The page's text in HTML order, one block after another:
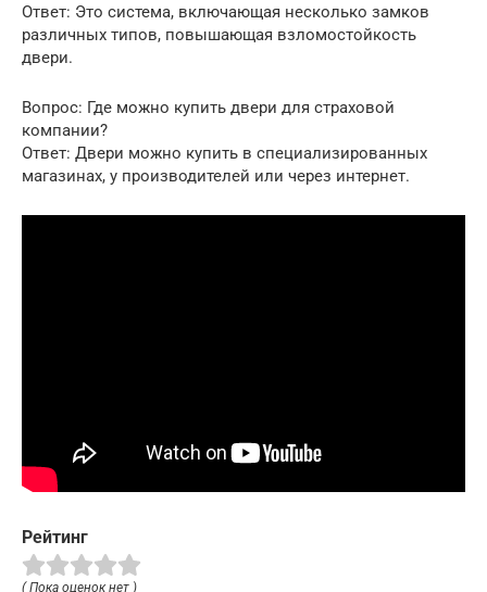
Ответ: Это система, включающая несколько замков
различных типов, повышающая взломостойкость
двери.
Вопрос: Где можно купить двери для страховой
компании?
Ответ: Двери можно купить в специализированных
магазинах, у производителей или через интернет.
Рейтинг
( Пока оценок нет )